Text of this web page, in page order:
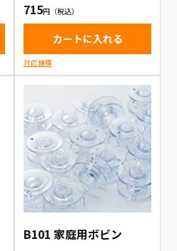
715
カートに入れる
対応機種
B101 家庭用ボビン